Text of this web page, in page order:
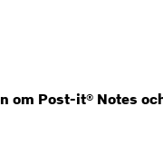
om Post-it® Notes